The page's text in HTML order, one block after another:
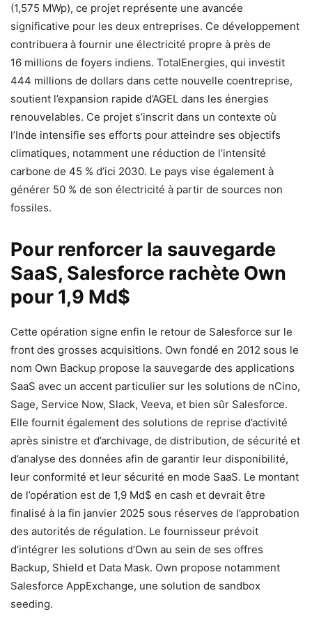
(1,575 MWp), ce projet représente une avancée
significative pour les deux entreprises. Ce développement
contribuera à fournir une électricité propre à près de
16 millions de foyers indiens. TotalEnergies, qui investit
444 millions de dollars dans cette nouvelle coentreprise,
soutient l’expansion rapide d’AGEL dans les énergies
renouvelables. Ce projet s’inscrit dans un contexte où
l’Inde intensifie ses efforts pour atteindre ses objectifs
climatiques, notamment une réduction de l’intensité
carbone de 45 % d’ici 2030. Le pays vise également à
générer 50 % de son électricité à partir de sources non
fossiles.
Pour renforcer la sauvegarde
SaaS, Salesforce rachète Own
pour 1,9 Md$
Cette opération signe enfin le retour de Salesforce sur le
front des grosses acquisitions. Own fondé en 2012 sous le
nom Own Backup propose la sauvegarde des applications
SaaS avec un accent particulier sur les solutions de nCino,
Sage, Service Now, Slack, Veeva, et bien sûr Salesforce.
Elle fournit également des solutions de reprise d’activité
après sinistre et d’archivage, de distribution, de sécurité et
d’analyse des données afin de garantir leur disponibilité,
leur conformité et leur sécurité en mode SaaS. Le montant
de l’opération est de 1,9 Md$ en cash et devrait être
finalisé à la fin janvier 2025 sous réserves de l’approbation
des autorités de régulation. Le fournisseur prévoit
d’intégrer les solutions d’Own au sein de ses offres
Backup, Shield et Data Mask. Own propose notamment
Salesforce AppExchange, une solution de sandbox
seeding.